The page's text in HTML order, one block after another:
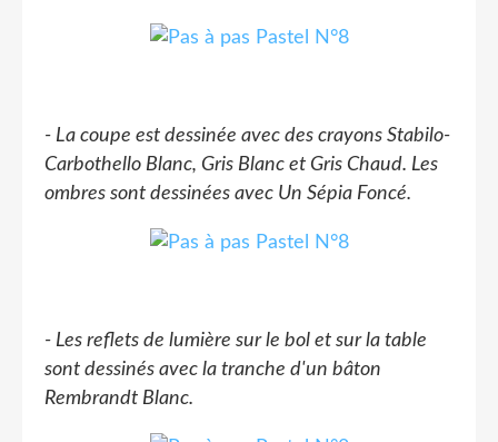
- La coupe est dessinée avec des crayons Stabilo-
Carbothello Blanc, Gris Blanc et Gris Chaud. Les
ombres sont dessinées avec Un Sépia Foncé.
- Les reflets de lumière sur le bol et sur la table
sont dessinés avec la tranche d'un bâton
Rembrandt Blanc.